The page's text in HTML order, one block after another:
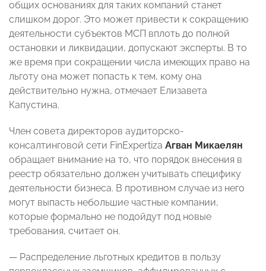
общих основаниях для таких компаний станет
слишком дорог. Это может привести к сокращению
деятельности субъектов МСП вплоть до полной
остановки и ликвидации, допускают эксперты. В то
же время при сокращении числа имеющих право на
льготу она может попасть к тем, кому она
действительно нужна, отмечает Елизавета
Капустина.
Член совета директоров аудиторско-
консалтинговой сети FinExpertiza Агван Микаелян
обращает внимание на то, что порядок внесения в
реестр обязательно должен учитывать специфику
деятельности бизнеса. В противном случае из него
могут выпасть небольшие частные компании,
которые формально не подойдут под новые
требования, считает он.
— Распределение льготных кредитов в пользу